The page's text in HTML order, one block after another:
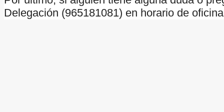
Delegación (965181081) en horario de